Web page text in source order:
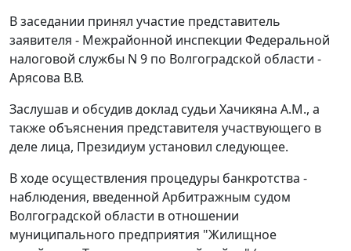
В заседании принял участие представитель
заявителя - Межрайонной инспекции Федеральной
налоговой службы N 9 по Волгоградской области -
Арясова В.В.
Заслушав и обсудив доклад судьи Хачикяна А.М., а
также объяснения представителя участвующего в
деле лица, Президиум установил следующее.
В ходе осуществления процедуры банкротства -
наблюдения, введенной Арбитражным судом
Волгоградской области в отношении
муниципального предприятия "Жилищное